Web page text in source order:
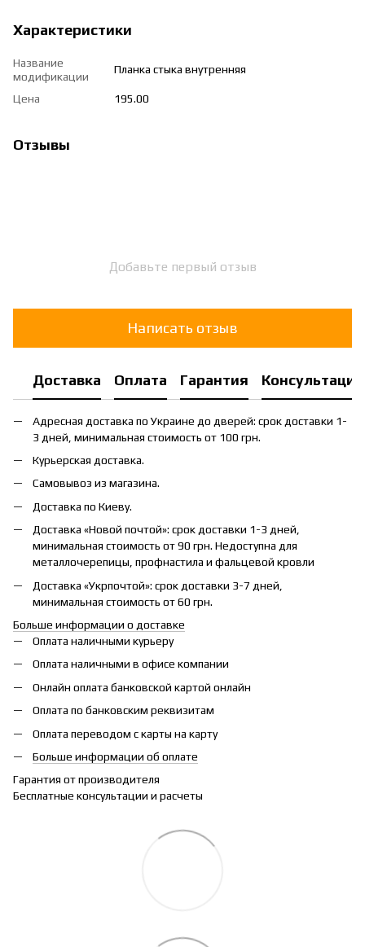
Характеристики
Название
модификации
Планка стыка внутренняя
Цена 195.00
Отзывы
Добавьте первый отзыв
Написать отзыв
Доставка Оплата Гарантия Консультация
Адресная доставка по Украине до дверей: срок доставки 1-
3 дней, минимальная стоимость от 100 грн.
Курьерская доставка.
Самовывоз из магазина.
Доставка по Киеву.
Доставка «Новой почтой»: срок доставки 1-3 дней,
минимальная стоимость от 90 грн. Недоступна для
металлочерепицы, профнастила и фальцевой кровли
Доставка «Укрпочтой»: срок доставки 3-7 дней,
минимальная стоимость от 60 грн.
Больше информации о доставке
Оплата наличными курьеру
Оплата наличными в офисе компании
Онлайн оплата банковской картой онлайн
Оплата по банковским реквизитам
Оплата переводом с карты на карту
Больше информации об оплате
Гарантия от производителя
Бесплатные консультации и расчеты